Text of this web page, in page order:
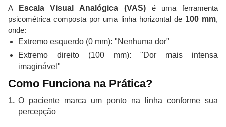
A Escala Visual Analógica (VAS)é uma ferramenta
psicométrica composta por uma linha horizontal de 100 mm,
onde:
Extremo esquerdo (0 mm): "Nenhuma dor"
Extremo direito (100 mm): "Dor mais intensa
imaginável"
Como Funciona na Prática?
O paciente marca um ponto na linha conforme sua
percepção